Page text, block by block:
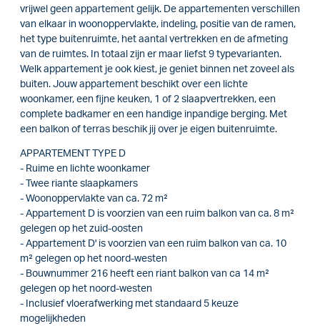
vrijwel geen appartement gelijk. De appartementen verschillen
van elkaar in woonoppervlakte, indeling, positie van de ramen,
het type buitenruimte, het aantal vertrekken en de afmeting
van de ruimtes. In totaal zijn er maar liefst 9 typevarianten.
Welk appartement je ook kiest, je geniet binnen net zoveel als
buiten. Jouw appartement beschikt over een lichte
woonkamer, een fijne keuken, 1 of 2 slaapvertrekken, een
complete badkamer en een handige inpandige berging. Met
een balkon of terras beschik jij over je eigen buitenruimte.
APPARTEMENT TYPE D
- Ruime en lichte woonkamer
- Twee riante slaapkamers
- Woonoppervlakte van ca. 72 m²
- Appartement D is voorzien van een ruim balkon van ca. 8 m²
gelegen op het zuid-oosten
- Appartement D' is voorzien van een ruim balkon van ca. 10
m² gelegen op het noord-westen
- Bouwnummer 216 heeft een riant balkon van ca 14 m²
gelegen op het noord-westen
- Inclusief vloerafwerking met standaard 5 keuze
mogelijkheden